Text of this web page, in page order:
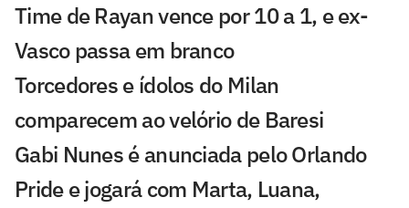
Time de Rayan vence por 10 a 1, e ex-
Vasco passa em branco
Torcedores e ídolos do Milan
comparecem ao velório de Baresi
Gabi Nunes é anunciada pelo Orlando
Pride e jogará com Marta, Luana,